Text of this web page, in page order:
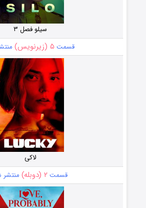
سیلو فصل ۳
قسمت ۵ (زیرنویس)
لاکی
قسمت ۲ (دوبله) منتشر